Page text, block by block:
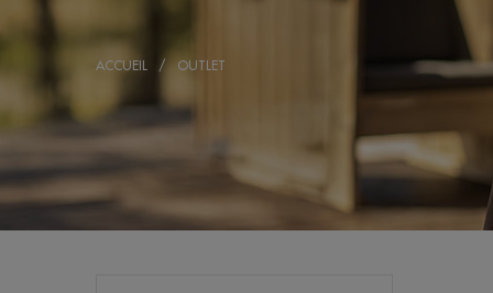
ACCUEIL OUTLET